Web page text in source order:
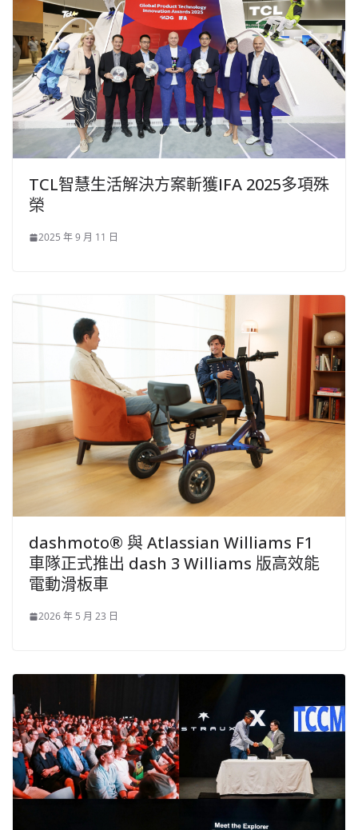
TCL智慧生活解決方案斬獲IFA 2025多項殊
榮
2025 年 9 月 11 日
dashmoto® 與 Atlassian Williams F1
車隊正式推出 dash 3 Williams 版高效能
電動滑板車
2026 年 5 月 23 日